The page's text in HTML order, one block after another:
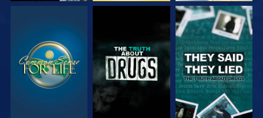
VE VE